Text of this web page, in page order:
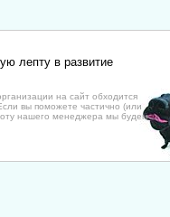
лепту в развитие
на сайт обходится
вы поможете частично (или
нашего менеджера мы будем